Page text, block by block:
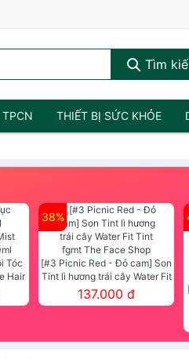
Tìm
TPCN THIẾT BỊ SỨC KHỎE
Tóc
Hair
38%
[#3 Picnic Red - Đỏ cam] Son
Tint lì hương trái cây Water Fit
Tint fgmt The Face Shop
137.000 đ